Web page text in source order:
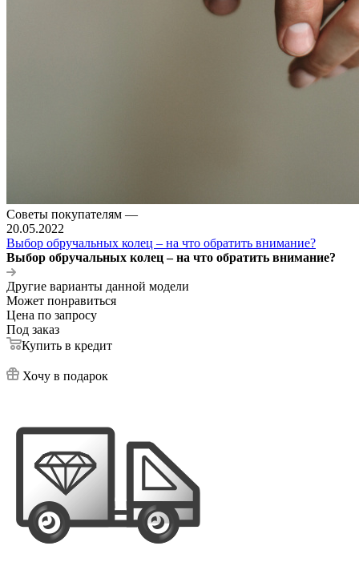
Советы покупателям —
20.05.2022
Выбор обручальных колец – на что обратить внимание?
Выбор обручальных колец – на что обратить внимание?
Другие варианты данной модели
Может понравиться
Цена по запросу
Под заказ
Купить в кредит
Хочу в подарок